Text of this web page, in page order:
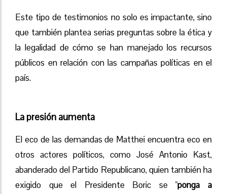
Este tipo de testimonios no solo es impactante, sino
que también plantea serias preguntas sobre la ética y
la legalidad de cómo se han manejado los recursos
públicos en relación con las campañas políticas en el
país.
La presión aumenta
El eco de las demandas de Matthei encuentra eco en
otros actores políticos, como José Antonio Kast,
abanderado del Partido Republicano, quien también ha
exigido que el Presidente Boric se "ponga a